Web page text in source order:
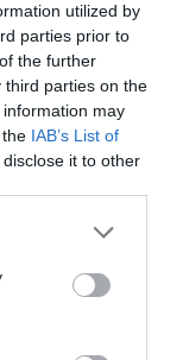
utilized by
parties prior to
the further
third parties on the
information may
IAB’s List of
it to other
or more Google
You may click to
party tags to
in below Google
είναι η
και την
πτυχή
Ευρωπαϊκής
‘’, η
ως προς